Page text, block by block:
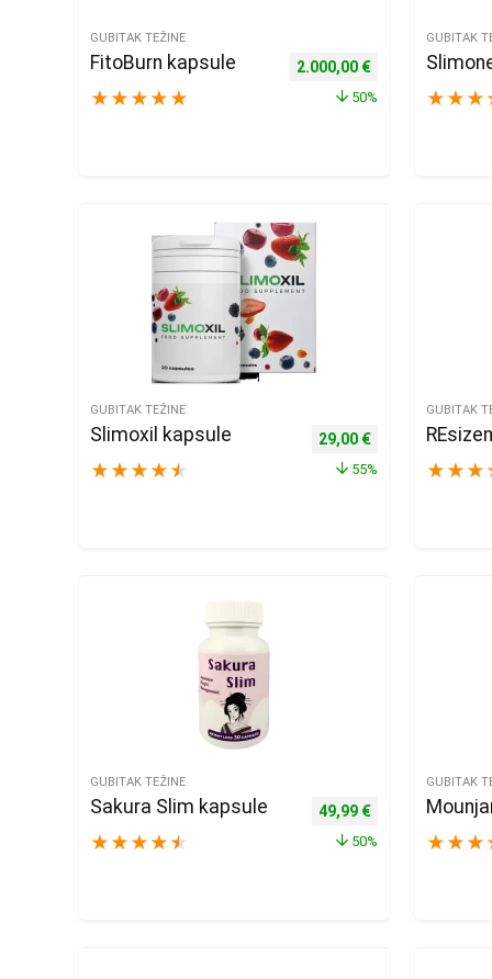
GUBITAK TEŽINE
FitoBurn kapsule
★ ★ ★ ★ ★
Izvorna cijena bila je:
2.000,00 €Trenutna cijena
50%
GUBITAK
★ ★ ★
GUBITAK TEŽINE
Slimoxil kapsule
★ ★ ★ ★ ★
Izvorna cijena bila je:
29,00 €Trenutna cijena
55%
GUBITAK
★ ★ ★
GUBITAK TEŽINE
Sakura Slim kapsule
★ ★ ★ ★ ★
Izvorna cijena bila je:
49,99 €Trenutna cijena
50%
GUBITAK
★ ★ ★